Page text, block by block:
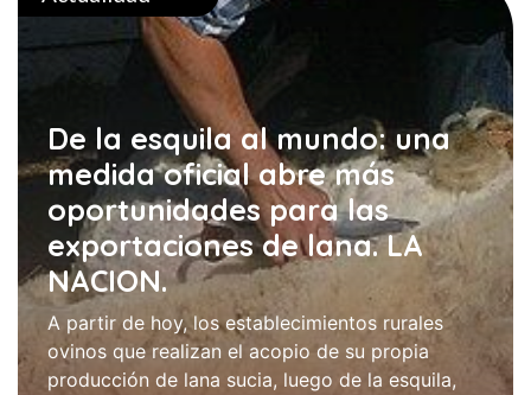
De la esquila al mundo: una
medida oficial abre más
oportunidades para las
exportaciones de lana. LA
NACION.
A partir de hoy, los establecimientos rurales
ovinos que realizan el acopio de su propia
producción de lana sucia, luego de la esquila,